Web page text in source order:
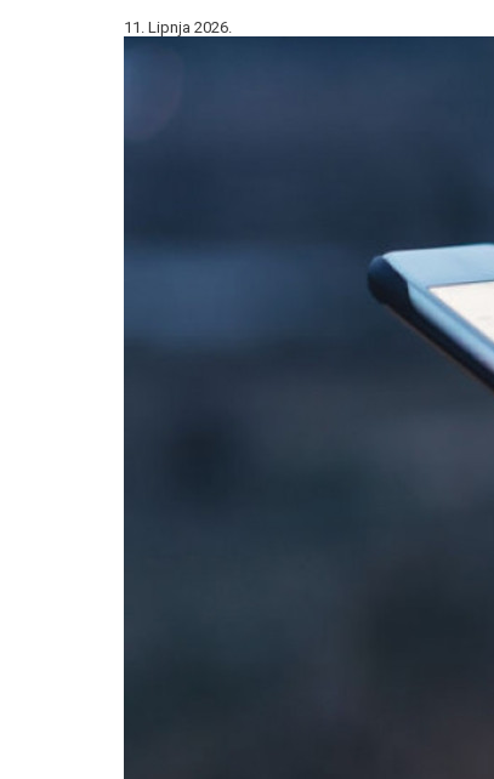
11. Lipnja 2026.